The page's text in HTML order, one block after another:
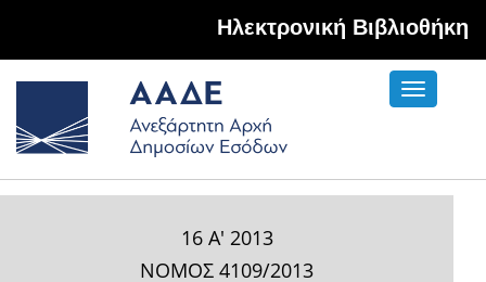
Hλεκτρονική Βιβλιοθήκη
Toggle
16 Α' 2013
ΝΟΜΟΣ 4109/2013